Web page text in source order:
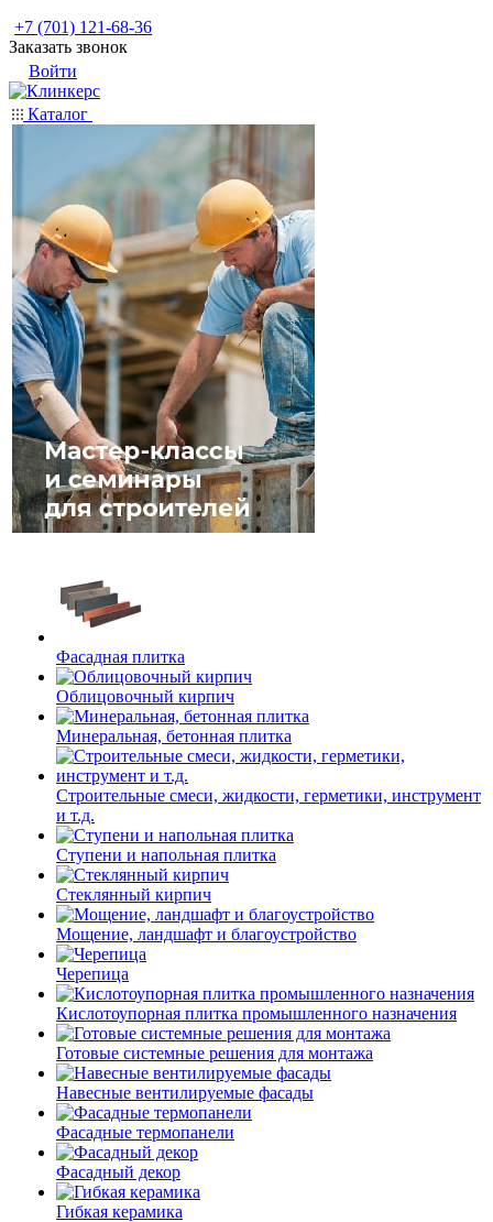
+7 (701) 121-68-36
Заказать звонок
Войти
Каталог
Фасадная плитка
Облицовочный кирпич
Минеральная, бетонная плитка
Строительные смеси, жидкости, герметики, инструмент
и т.д.
Ступени и напольная плитка
Cтеклянный кирпич
Мощение, ландшафт и благоустройство
Черепица
Кислотоупорная плитка промышленного назначения
Готовые системные решения для монтажа
Навесные вентилируемые фасады
Фасадные термопанели
Фасадный декор
Гибкая керамика